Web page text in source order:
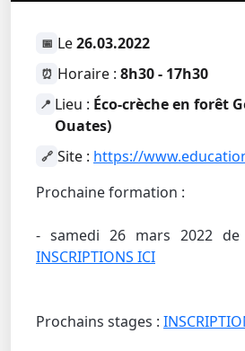
📅 Le26.03.2022
⏰ Horaire : 8h30 - 17h30
📍 Lieu : Éco-crèche en forêt
Ouates)
🔗 Site : https://
Prochaine formation :
- samedi 26 mars 2022
INSCRIPTIONS ICI
Prochains stages :